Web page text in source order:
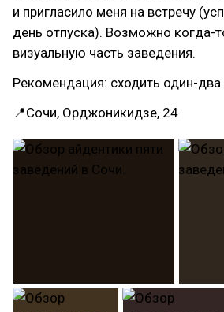
и пригласило меня на встречу
день отпуска). Возможно когда-
визуальную часть заведения.
Рекомендация: сходить один-два
📍Сочи, Орджоникидзе, 24